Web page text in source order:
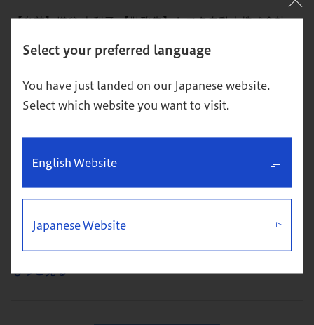
Select your preferred language
You have just landed on our Japanese website.
Select which website you want to visit.
English Website
Japanese Website
【名前】増谷 恵梨子 【勤務先】トヨタ自動車株式会社
車(株)にて、海外向け新型車商品企画を担当。入社５年目
に研修制度にてブラジル赴任。帰国後アジア、中南米向け
の事業企画・商品企画に携わったのち、2021年よりアル
年卒業。 ■会社の苦しい局面で、何もできなかった自分
に感じたもどかしさ 入社5年目に1年間ブラジルに赴任し
い状況でした。私を助けてくれる優しいローカルスタッフ
たちも、自社の状況に不安を抱いていました。「目の前に
もっと見る